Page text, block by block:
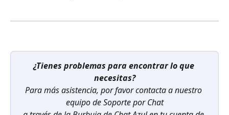
¿Tienes problemas para encontrar lo que
necesitas?
Para más asistencia, por favor contacta a nuestro
equipo de Soporte por Chat